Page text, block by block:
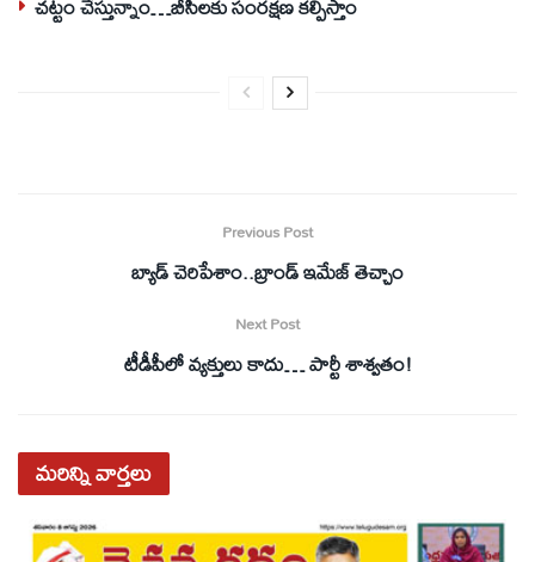
Previous Post
బ్యాడ్‌ చెరిపేశాం..బ్రాండ్‌ ఇమేజ్‌ తెచ్చాం
Next Post
టీడీపీలో వ్యక్తులు కాదు… పార్టీ శాశ్వతం!
మరిన్నివార్తలు